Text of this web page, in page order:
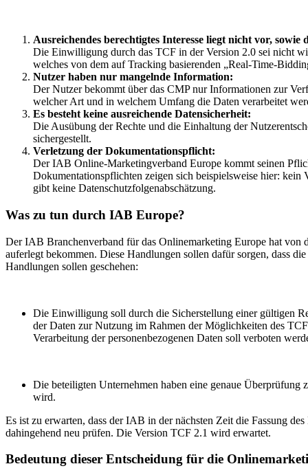
Ausreichendes berechtigtes Interesse liegt nicht vor,
Die Einwilligung durch das TCF in der Version 2.0 sei nicht
welches von dem auf Tracking basierenden „Real-Time-
Nutzer haben nur mangelnde Information:
Der Nutzer bekommt über das CMP nur Informationen zur
welcher Art und in welchem Umfang die Daten verarbeitet
Es besteht keine ausreichende Datensicherheit:
Die Ausübung der Rechte und die Einhaltung der
sichergestellt.
Verletzung der Dokumentationspflicht:
Der IAB Online-Marketingverband Europe kommt seinen
Dokumentationspflichten zeigen sich beispielsweise hier: kein
gibt keine Datenschutzfolgenabschätzung.
Was zu tun durch IAB Europe?
Der IAB Branchenverband für das Onlinemarketing Europe hat
auferlegt bekommen. Diese Handlungen sollen dafür sorgen, dass
Handlungen sollen geschehen:
Die Einwilligung soll durch die Sicherstellung einer gültigen
der Daten zur Nutzung im Rahmen der Möglichkeiten des
Verarbeitung der personenbezogenen Daten soll verboten
Die beteiligten Unternehmen haben eine genaue Überprüfung
wird.
Es ist zu erwarten, dass der IAB in der nächsten Zeit die Fassung
dahingehend neu prüfen. Die Version TCF 2.1 wird erwartet.
Bedeutung dieser Entscheidung für die